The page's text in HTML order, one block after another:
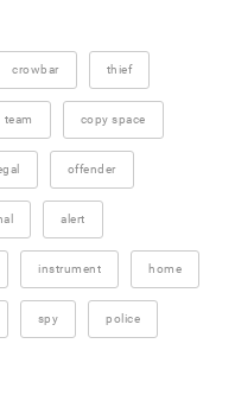
crowbar thief
team copy space
offender
alert
instrument home
spy police